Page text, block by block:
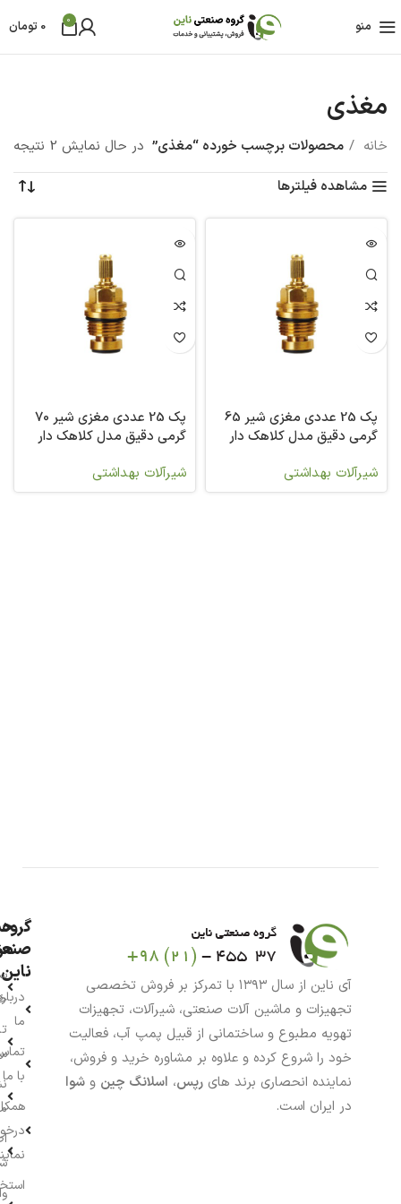
منو 0
0 تومان
مغذی
خانه محصولات برچسب خورده “مغذی” در حال نمایش 2 نتیجه
مشاهده فیلترها
پک 25 عددی مغزی شیر 65
گرمی دقیق مدل کلاهک دار
شیرآلات بهداشتی
پک 25 عددی مغزی شیر 70
گرمی دقیق مدل کلاهک دار
شیرآلات بهداشتی
آی ناین از سال ۱۳۹۳ با تمرکز بر فروش تخصصی
تجهیزات و ماشین آلات صنعتی، شیرآلات، تجهیزات
تهویه مطبوع و ساختمانی از قبیل پمپ آب، فعالیت
خود را شروع کرده و علاوه بر مشاوره خرید و فروش،
نماینده انحصاری برند های رپس، اسلانگ چین و شوا
در ایران است.
گروه
ناین
ما
با ما